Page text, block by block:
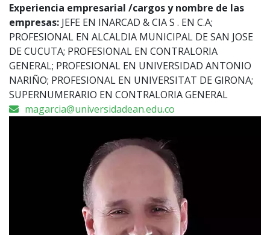
Experiencia empresarial /cargos y nombre de las
empresas: JEFE EN INARCAD & CIA S . EN C.A;
PROFESIONAL EN ALCALDIA MUNICIPAL DE SAN JOSE
DE CUCUTA; PROFESIONAL EN CONTRALORIA
GENERAL; PROFESIONAL EN UNIVERSIDAD ANTONIO
NARIÑO; PROFESIONAL EN UNIVERSITAT DE GIRONA;
SUPERNUMERARIO EN CONTRALORIA GENERAL
magarcia@universidadean.edu.co